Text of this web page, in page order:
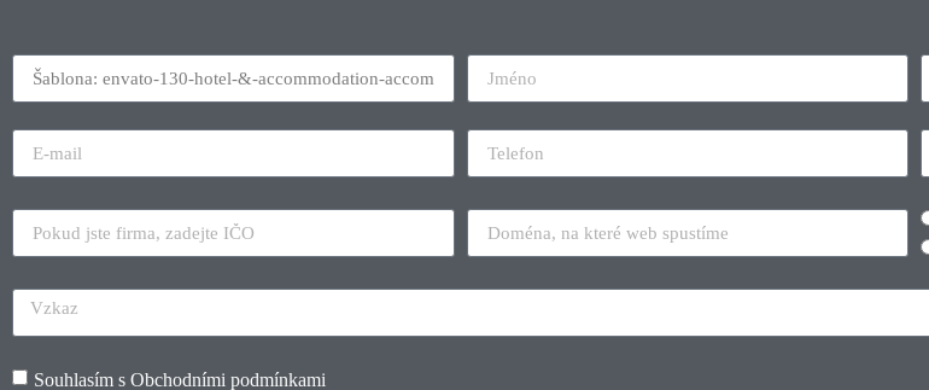
Souhlasím s Obchodními podmínkami